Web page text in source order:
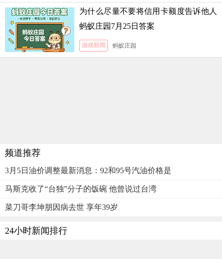
为什么尽量不要将信用卡额度告诉他人
蚂蚁庄园7月25日答案
游戏新闻 蚂蚁庄园
频道推荐
3月5日油价调整最新消息：92和95号汽油价格是
马斯克收了“台独”分子的饭碗 他曾说过台湾
菜刀哥李坤朋因病去世 享年39岁
24小时新闻排行